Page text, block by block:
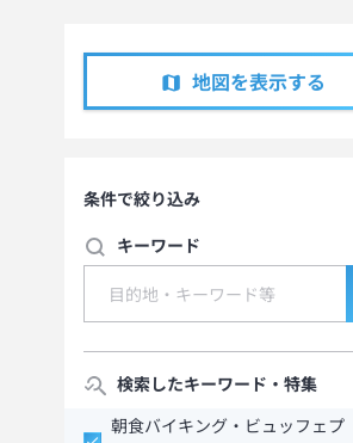
地図を表示する
条件で絞り込み
キーワード
検索したキーワード・特集
朝食バイキング・ビュッフェプ